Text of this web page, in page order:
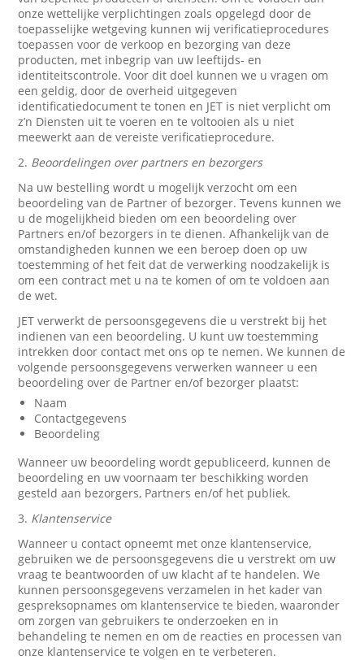
onze wettelijke verplichtingen zoals opgelegd door de
toepasselijke wetgeving kunnen wij verificatieprocedures
toepassen voor de verkoop en bezorging van deze
producten, met inbegrip van uw leeftijds- en
identiteitscontrole. Voor dit doel kunnen we u vragen om
een geldig, door de overheid uitgegeven
identificatiedocument te tonen en JET is niet verplicht om
z’n Diensten uit te voeren en te voltooien als u niet
meewerkt aan de vereiste verificatieprocedure.
2. Beoordelingen over partners en bezorgers
Na uw bestelling wordt u mogelijk verzocht om een
beoordeling van de Partner of bezorger. Tevens kunnen we
u de mogelijkheid bieden om een beoordeling over
Partners en/of bezorgers in te dienen. Afhankelijk van de
omstandigheden kunnen we een beroep doen op uw
toestemming of het feit dat de verwerking noodzakelijk is
om een contract met u na te komen of om te voldoen aan
de wet.
JET verwerkt de persoonsgegevens die u verstrekt bij het
indienen van een beoordeling. U kunt uw toestemming
intrekken door contact met ons op te nemen. We kunnen de
volgende persoonsgegevens verwerken wanneer u een
beoordeling over de Partner en/of bezorger plaatst:
Naam
Contactgegevens
Beoordeling
Wanneer uw beoordeling wordt gepubliceerd, kunnen de
beoordeling en uw voornaam ter beschikking worden
gesteld aan bezorgers, Partners en/of het publiek.
3. Klantenservice
Wanneer u contact opneemt met onze klantenservice,
gebruiken we de persoonsgegevens die u verstrekt om uw
vraag te beantwoorden of uw klacht af te handelen. We
kunnen persoonsgegevens verzamelen in het kader van
gespreksopnames om klantenservice te bieden, waaronder
om zorgen van gebruikers te onderzoeken en in
behandeling te nemen en om de reacties en processen van
onze klantenservice te volgen en te verbeteren.